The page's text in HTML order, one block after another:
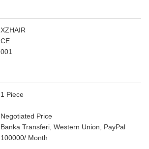
XZHAIR
CE
001
1 Piece
Negotiated Price
Banka Transferi, Western Union, PayPal
100000/ Month